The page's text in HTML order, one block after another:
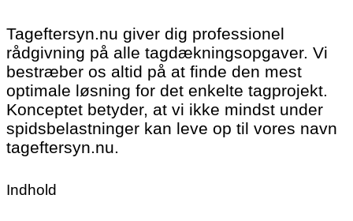
Tageftersyn.nu giver dig professionel
rådgivning på alle tagdækningsopgaver. Vi
bestræber os altid på at finde den mest
optimale løsning for det enkelte tagprojekt.
Konceptet betyder, at vi ikke mindst under
spidsbelastninger kan leve op til vores navn
tageftersyn.nu.
Indhold